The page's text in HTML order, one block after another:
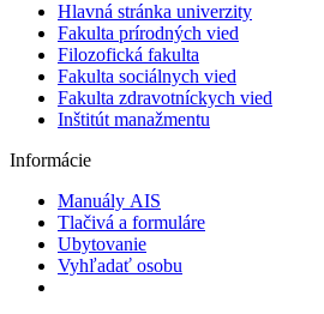
Hlavná stránka univerzity
Fakulta prírodných vied
Filozofická fakulta
Fakulta sociálnych vied
Fakulta zdravotníckych vied
Inštitút manažmentu
Informácie
Manuály AIS
Tlačivá a formuláre
Ubytovanie
Vyhľadať osobu